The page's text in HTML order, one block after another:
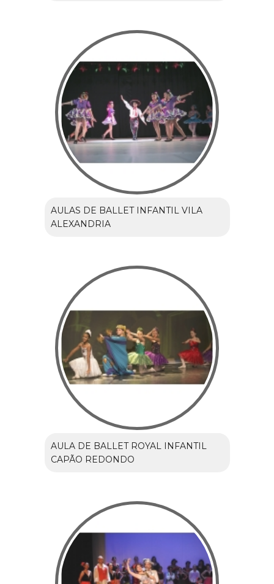
AULAS DE BALLET INFANTIL VILA
ALEXANDRIA
AULA DE BALLET ROYAL INFANTIL
CAPÃO REDONDO